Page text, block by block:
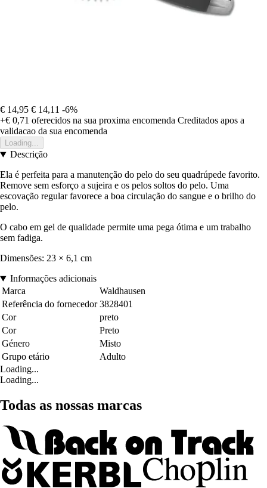
€ 14,95 € 14,11 -6%
+€ 0,71 oferecidos na sua proxima encomenda Creditados apos a
validacao da sua encomenda
Loading...
Descrição
Ela é perfeita para a manutenção do pelo do seu quadrúpede favorito.
Remove sem esforço a sujeira e os pelos soltos do pelo. Uma
escovação regular favorece a boa circulação do sangue e o brilho do
pelo.
O cabo em gel de qualidade permite uma pega ótima e um trabalho
sem fadiga.
Dimensões: 23 × 6,1 cm
Informações adicionais
Marca
Waldhausen
Referência do fornecedor 3828401
Cor
preto
Cor
Preto
Género
Misto
Grupo etário
Adulto
Loading...
Loading...
Todas as nossas marcas